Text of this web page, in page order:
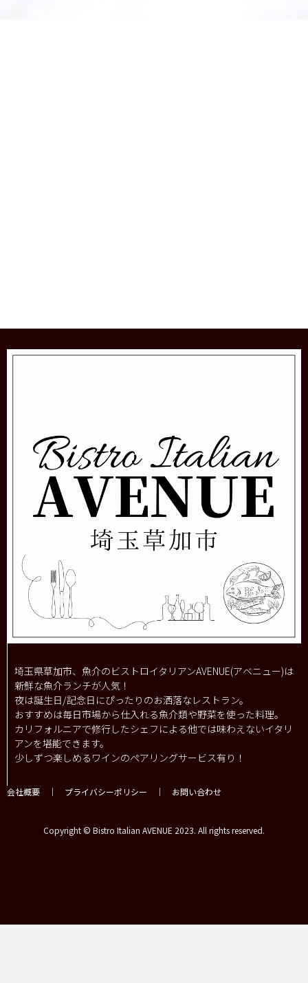
埼玉県草加市、魚介のビストロイタリアンAVENUE(アベニュー)は
新鮮な魚介ランチが人気！
夜は誕生日/記念日にぴったりのお洒落なレストラン。
おすすめは毎日市場から仕入れる魚介類や野菜を使った料理。
カリフォルニアで修行したシェフによる他では味わえないイタリ
アンを堪能できます。
少しずつ楽しめるワインのペアリングサービス有り！
会社概要 ｜ プライバシーポリシー ｜ お問い合わせ
Copyright © Bistro Italian AVENUE 2023. All rights reserved.